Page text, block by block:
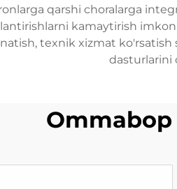
qarshi choralarga
kamaytirish
texnik xizmat
dasturlarini